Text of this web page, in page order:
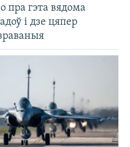
пра гэта вядома
і дзе цяпер